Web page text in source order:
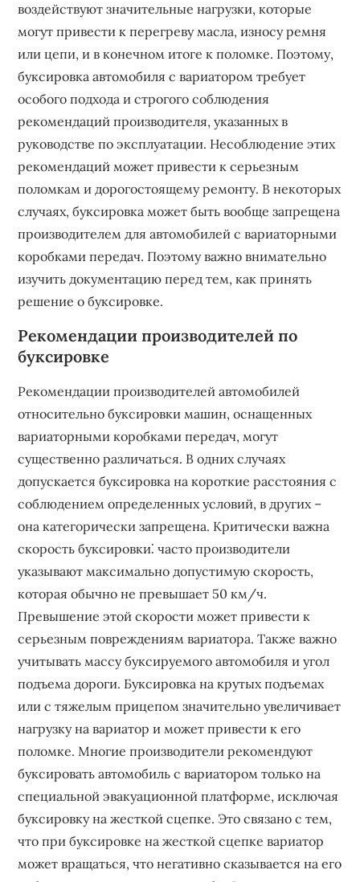
воздействуют значительные нагрузки, которые
могут привести к перегреву масла, износу ремня
или цепи, и в конечном итоге к поломке. Поэтому,
буксировка автомобиля с вариатором требует
особого подхода и строгого соблюдения
рекомендаций производителя, указанных в
руководстве по эксплуатации. Несоблюдение этих
рекомендаций может привести к серьезным
поломкам и дорогостоящему ремонту. В некоторых
случаях, буксировка может быть вообще запрещена
производителем для автомобилей с вариаторными
коробками передач. Поэтому важно внимательно
изучить документацию перед тем, как принять
решение о буксировке.
Рекомендации производителей по
буксировке
Рекомендации производителей автомобилей
относительно буксировки машин, оснащенных
вариаторными коробками передач, могут
существенно различаться. В одних случаях
допускается буксировка на короткие расстояния с
соблюдением определенных условий, в других –
она категорически запрещена. Критически важна
скорость буксировки⁚ часто производители
указывают максимально допустимую скорость,
которая обычно не превышает 50 км/ч.
Превышение этой скорости может привести к
серьезным повреждениям вариатора. Также важно
учитывать массу буксируемого автомобиля и угол
подъема дороги. Буксировка на крутых подъемах
или с тяжелым прицепом значительно увеличивает
нагрузку на вариатор и может привести к его
поломке. Многие производители рекомендуют
буксировать автомобиль с вариатором только на
специальной эвакуационной платформе, исключая
буксировку на жесткой сцепке. Это связано с тем,
что при буксировке на жесткой сцепке вариатор
может вращаться, что негативно сказывается на его